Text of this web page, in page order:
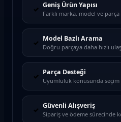
✓ Geniş Ürün Yapısı
Farklı marka, model ve
✓ Model Bazlı Arama
Doğru parçaya daha hızlı
✓ Parça Desteği
Uyumluluk konusunda seçim
✓ Güvenli Alışveriş
Sipariş ve ödeme sürecinde